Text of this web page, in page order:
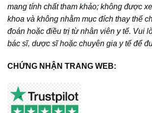
mang tính chất tham khảo; không được
khoa và không nhằm mục đích thay thế
đoán hoặc điều trị từ nhân viên y tế. Vui
bác sĩ, dược sĩ hoặc chuyên gia y tế để
CHỨNG NHẬN TRANG WEB: